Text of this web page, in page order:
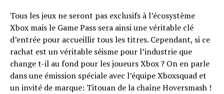
Tous les jeux ne seront pas exclusifs à l’écosystème
Xbox mais le Game Pass sera ainsi une véritable clé
d’entrée pour accueillir tous les titres. Cependant, si ce
rachat est un véritable séisme pour l’industrie que
change t-il au fond pour les joueurs Xbox ? On en parle
dans une émission spéciale avec l’équipe Xboxsquad et
un invité de marque: Titouan de la chaîne Hoversmash !